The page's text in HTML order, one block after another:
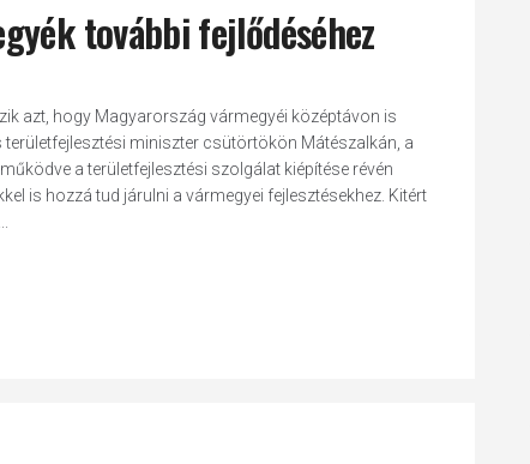
további fejlődéséhez
azt, hogy Magyarország vármegyéi középtávon is
miniszter csütörtökön Mátészalkán, a
a területfejlesztési szolgálat kiépítése révén
is hozzá tud járulni a vármegyei fejlesztésekhez. Kitért